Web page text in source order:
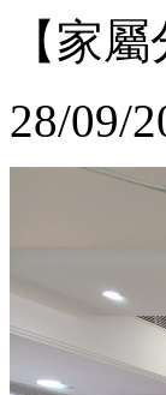
【家
28/09/